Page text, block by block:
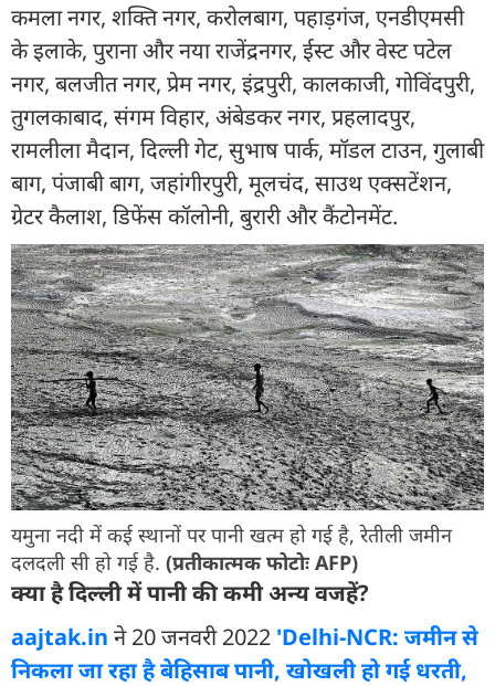
कमला नगर, शक्ति नगर, करोलबाग, पहाड़गंज, एनडीएमसी
के इलाके, पुराना और नया राजेंद्रनगर, ईस्ट और वेस्ट पटेल
नगर, बलजीत नगर, प्रेम नगर, इंद्रपुरी, कालकाजी, गोविंदपुरी,
तुगलकाबाद, संगम विहार, अंबेडकर नगर, प्रहलादपुर,
रामलीला मैदान, दिल्ली गेट, सुभाष पार्क, मॉडल टाउन, गुलाबी
बाग, पंजाबी बाग, जहांगीरपुरी, मूलचंद, साउथ एक्सटेंशन,
ग्रेटर कैलाश, डिफेंस कॉलोनी, बुरारी और कैंटोनमेंट.
यमुना नदी में कई स्थानों पर पानी खत्म हो गई है, रेतीली जमीन
दलदली सी हो गई है. (प्रतीकात्मक फोटोः AFP)
क्या है दिल्ली में पानी की कमी अन्य वजहें?
aajtak.in ने 20 जनवरी 2022 'Delhi-NCR: जमीन से
निकला जा रहा है बेहिसाब पानी, खोखली हो गई धरती,